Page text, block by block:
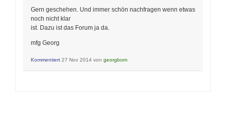
Gern geschehen. Und immer schön nachfragen wenn etwas
noch nicht klar
ist. Dazu ist das Forum ja da.
mfg Georg
Kommentiert 27 Nov 2014 von georgborn